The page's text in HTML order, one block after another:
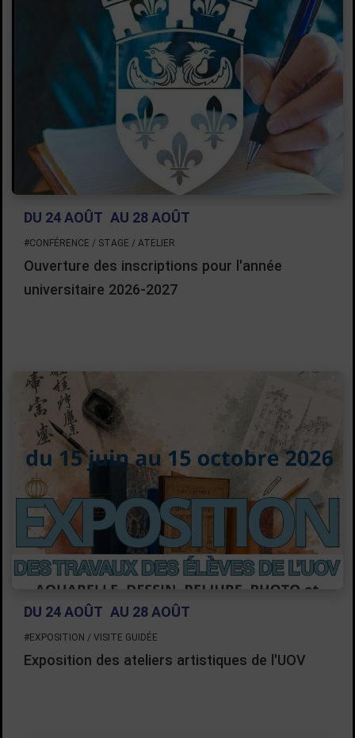
DU 24 AOÛT AU 28 AOÛT
#CONFÉRENCE / STAGE / ATELIER
Ouverture des inscriptions pour l'année
universitaire 2026-2027
DU 24 AOÛT AU 28 AOÛT
#EXPOSITION / VISITE GUIDÉE
Exposition des ateliers artistiques de l'UOV